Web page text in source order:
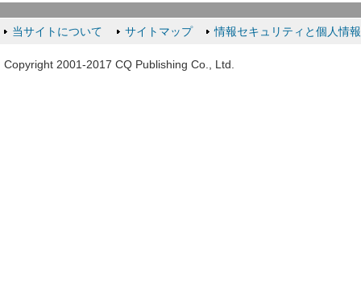
当サイトについて サイトマップ 情報セキュリティと個人情
Copyright 2001-2017 CQ Publishing Co., Ltd.